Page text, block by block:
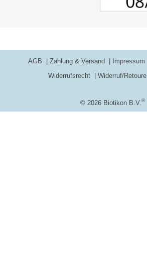
© 2026 Biotikon B.V.®
AGB Zahlung & Versand Impressum
Widerrufsrecht
Widerruf/Retoure